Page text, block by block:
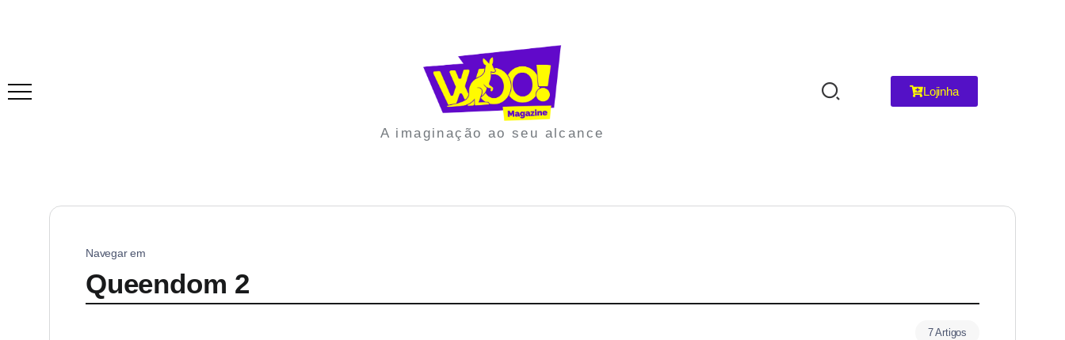
A imaginação ao seu alcance
Lojinha
Navegar em
Queendom 2
7 Artigos